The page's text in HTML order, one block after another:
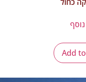
Add